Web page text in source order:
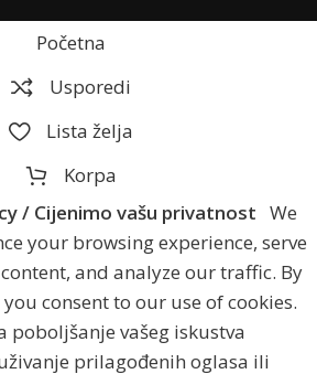
Početna
Usporedi
Lista želja
Korpa
/ Cijenimo vašu privatnost We
your browsing experience, serve
and analyze our traffic. By
consent to our use of cookies.
poboljšanje vašeg iskustva
prilagođenih oglasa ili